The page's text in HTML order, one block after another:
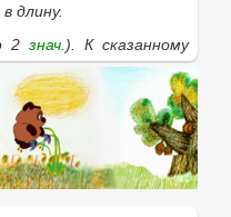
длину.
2 знач.). К сказанному
неправду (разг.).
3знач.), присоединить
п. два.